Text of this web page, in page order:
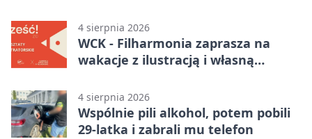
4 sierpnia 2026
WCK - Filharmonia zaprasza na
wakacje z ilustracją i własną
4 sierpnia 2026
Wspólnie pili alkohol, potem pobili
29-latka i zabrali mu telefon